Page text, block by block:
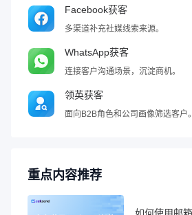
Facebook获客
多渠道补充社媒线索来源。
WhatsApp获客
连接客户沟通场景，沉淀商机。
领英获客
面向B2B角色和公司画像筛选客户。
重点内容推荐